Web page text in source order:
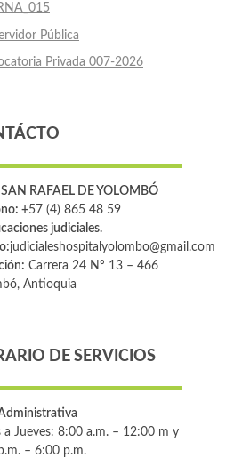
Pública
Privada 007-2026
SAN RAFAEL DE YOLOMBÓ
+57 (4) 865 48 59
judiciales.
judicialeshospitalyolombo@gmail.com
Carrera 24 Nº 13 – 466
Antioquia
DE SERVICIOS
a Jueves: 8:00 a.m. – 12:00 m y
– 6:00 p.m.